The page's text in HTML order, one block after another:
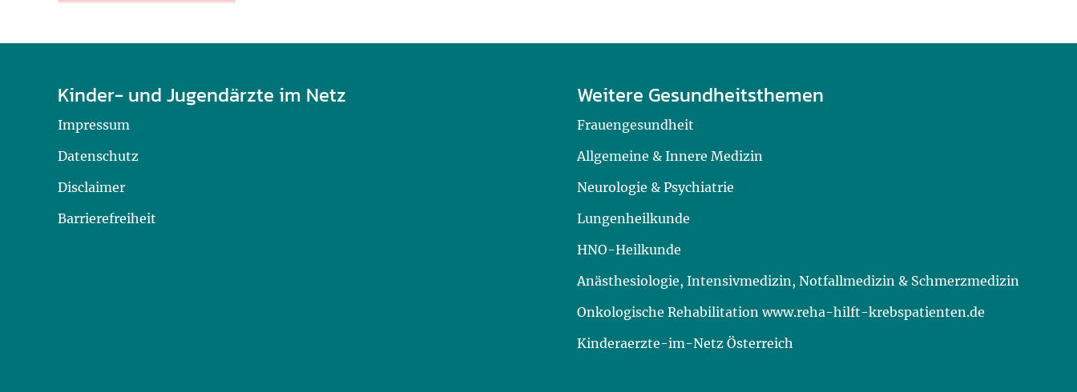
Kinder- und Jugendärzte im Netz
Impressum
Datenschutz
Disclaimer
Barrierefreiheit
Weitere Gesundheitsthemen
Frauengesundheit
Allgemeine & Innere Medizin
Neurologie & Psychiatrie
Lungenheilkunde
HNO-Heilkunde
Anästhesiologie, Intensivmedizin, Notfallmedizin & Schmerzmedizin
Onkologische Rehabilitation www.reha-hilft-krebspatienten.de
Kinderaerzte-im-Netz Österreich